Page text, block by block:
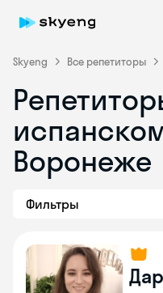
Skyeng Все репетиторы
Воронеже
ФильтрыSkyeng Chat